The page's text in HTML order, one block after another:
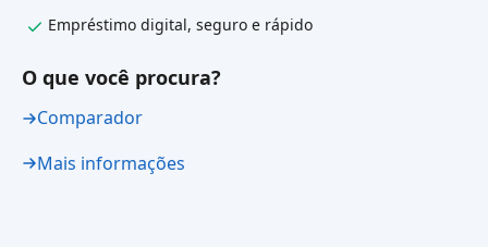
Empréstimo digital, seguro e rápido
O que você procura?
Comparador
Mais informações